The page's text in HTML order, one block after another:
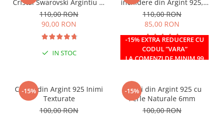
Cristal Swarovski Argintiu in
Caseta din Argint 925
110,00 RON
90,00 RON
IN STOC
-15% EXTRA REDUCERE CU
CODUL ”VARA”
LA COMENZI DE MINIM 99
inchidere din Argint 925,
reglabil 38-41 cm
110,00 RON
85,00 RON
IN STOC
-15%
Cercei din Argint 925 Inimi
Texturate
100,00 RON
-15%
Cercei din Argint 925 cu
Perle Naturale 6mm
100,00 RON